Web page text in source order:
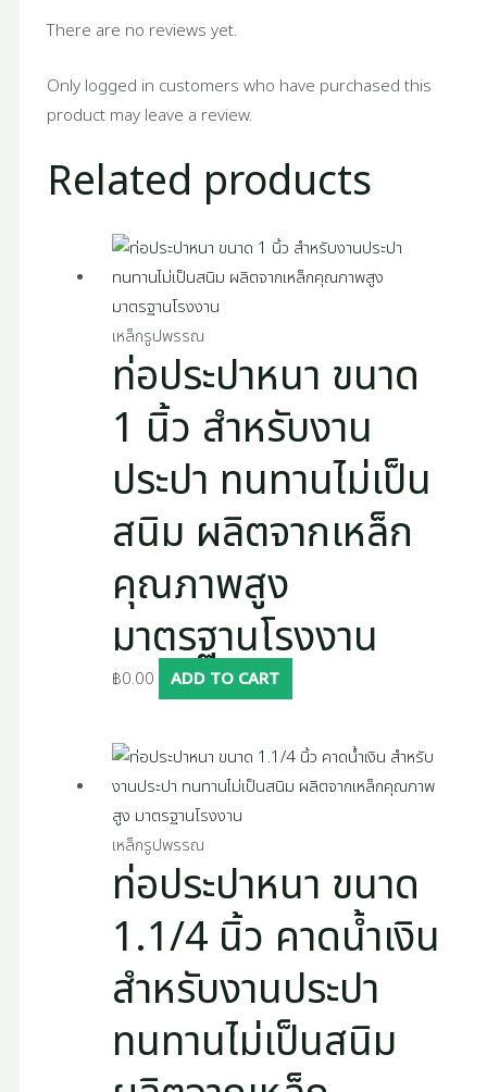
There are no reviews yet.
Only logged in customers who have purchased this
product may leave a review.
Related products
เหล็กรูปพรรณ
ท่อประปาหนา ขนาด
1 นิ้ว สำหรับงาน
ประปา ทนทานไม่เป็น
สนิม ผลิตจากเหล็ก
คุณภาพสูง
มาตรฐานโรงงาน
฿0.00 ADD TO CART
เหล็กรูปพรรณ
ท่อประปาหนา ขนาด
1.1/4 นิ้ว คาดน้ำเงิน
สำหรับงานประปา
ทนทานไม่เป็นสนิม